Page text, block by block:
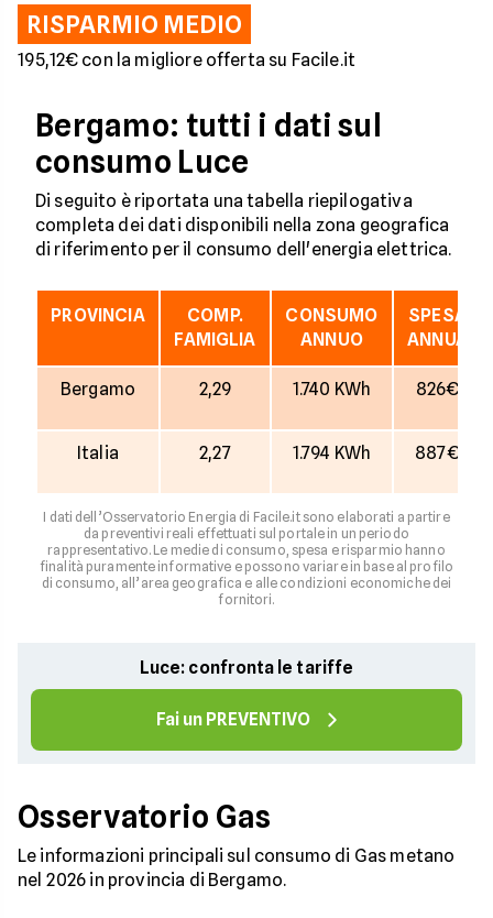
RISPARMIO MEDIO
195,12€ con la migliore offerta su Facile.it
Bergamo: tutti i dati sul
consumo Luce
Di seguito è riportata una tabella riepilogativa
completa dei dati disponibili nella zona geografica
di riferimento per il consumo dell'energia elettrica.
PROVINCIA
COMP.
FAMIGLIA
CONSUMO
ANNUO
SPESA
ANNUA
Bergamo 2,29 1.740 KWh 826€
Italia 2,27 1.794 KWh 887€
I dati dell’Osservatorio Energia di Facile.it sono elaborati a partire
da preventivi reali effettuati sul portale in un periodo
rappresentativo. Le medie di consumo, spesa e risparmio hanno
finalità puramente informative e possono variare in base al profilo
di consumo, all’area geografica e alle condizioni economiche dei
fornitori.
Luce: confronta le tariffe
Fai un PREVENTIVO
Osservatorio Gas
Le informazioni principali sul consumo di Gas metano
nel 2026 in provincia di Bergamo.